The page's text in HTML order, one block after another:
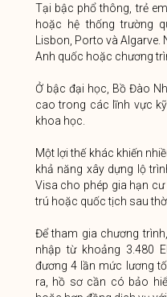
Tại bậc phổ thông, trẻ
hoặc hệ thống trường
Lisbon, Porto và
Anh quốc hoặc chương
Ở bậc đại học, Bồ Đào
cao trong các lĩnh vực
khoa học.
Một lợi thế khác khiến
khả năng xây dựng lộ
Visa cho phép gia hạn
trú hoặc quốc tịch sau
Để tham gia chương
nhập từ khoảng 3.480
đương 4 lần mức lương
ra, hồ sơ cần có bảo